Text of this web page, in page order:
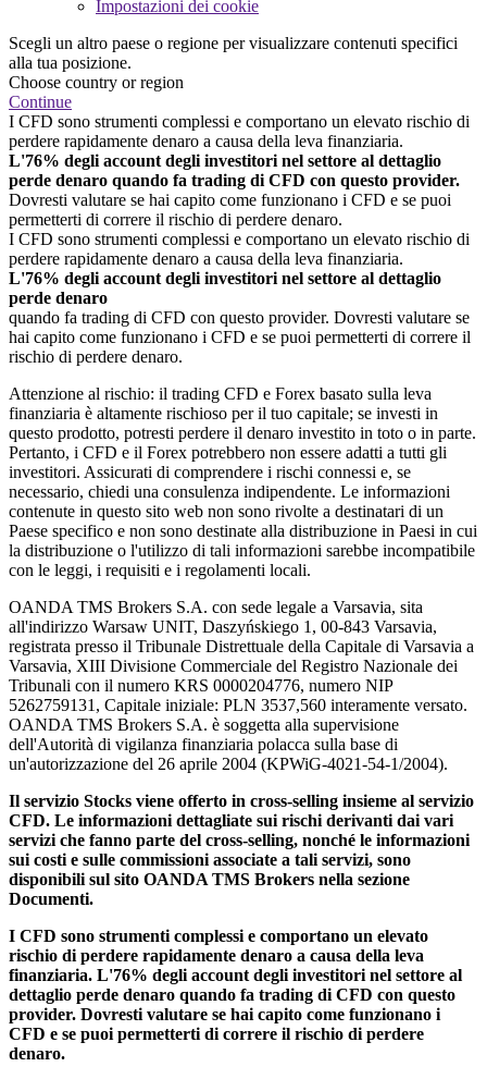
Impostazioni dei cookie
Scegli un altro paese o regione per visualizzare contenuti specifici
alla tua posizione.
Choose country or region
Continue
I CFD sono strumenti complessi e comportano un elevato rischio di
perdere rapidamente denaro a causa della leva finanziaria.
L'76% degli account degli investitori nel settore al dettaglio
perde denaro quando fa trading di CFD con questo provider.
Dovresti valutare se hai capito come funzionano i CFD e se puoi
permetterti di correre il rischio di perdere denaro.
I CFD sono strumenti complessi e comportano un elevato rischio di
perdere rapidamente denaro a causa della leva finanziaria.
L'76% degli account degli investitori nel settore al dettaglio
perde denaro
quando fa trading di CFD con questo provider. Dovresti valutare se
hai capito come funzionano i CFD e se puoi permetterti di correre il
rischio di perdere denaro.
Attenzione al rischio: il trading CFD e Forex basato sulla leva
finanziaria è altamente rischioso per il tuo capitale; se investi in
questo prodotto, potresti perdere il denaro investito in toto o in parte.
Pertanto, i CFD e il Forex potrebbero non essere adatti a tutti gli
investitori. Assicurati di comprendere i rischi connessi e, se
necessario, chiedi una consulenza indipendente. Le informazioni
contenute in questo sito web non sono rivolte a destinatari di un
Paese specifico e non sono destinate alla distribuzione in Paesi in cui
la distribuzione o l'utilizzo di tali informazioni sarebbe incompatibile
con le leggi, i requisiti e i regolamenti locali.
OANDA TMS Brokers S.A. con sede legale a Varsavia, sita
all'indirizzo Warsaw UNIT, Daszyńskiego 1, 00-843 Varsavia,
registrata presso il Tribunale Distrettuale della Capitale di Varsavia a
Varsavia, XIII Divisione Commerciale del Registro Nazionale dei
Tribunali con il numero KRS 0000204776, numero NIP
5262759131, Capitale iniziale: PLN 3537,560 interamente versato.
OANDA TMS Brokers S.A. è soggetta alla supervisione
dell'Autorità di vigilanza finanziaria polacca sulla base di
un'autorizzazione del 26 aprile 2004 (KPWiG-4021-54-1/2004).
Il servizio Stocks viene offerto in cross-selling insieme al servizio
CFD. Le informazioni dettagliate sui rischi derivanti dai vari
servizi che fanno parte del cross-selling, nonché le informazioni
sui costi e sulle commissioni associate a tali servizi, sono
disponibili sul sito OANDA TMS Brokers nella sezione
Documenti.
I CFD sono strumenti complessi e comportano un elevato
rischio di perdere rapidamente denaro a causa della leva
finanziaria. L'76% degli account degli investitori nel settore al
dettaglio perde denaro quando fa trading di CFD con questo
provider. Dovresti valutare se hai capito come funzionano i
CFD e se puoi permetterti di correre il rischio di perdere
denaro.